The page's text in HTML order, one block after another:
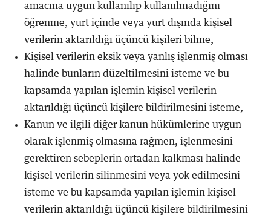
amacına uygun kullanılıp kullanılmadığını
öğrenme, yurt içinde veya yurt dışında kişisel
verilerin aktarıldığı üçüncü kişileri bilme,
Kişisel verilerin eksik veya yanlış işlenmiş olması
halinde bunların düzeltilmesini isteme ve bu
kapsamda yapılan işlemin kişisel verilerin
aktarıldığı üçüncü kişilere bildirilmesini isteme,
Kanun ve ilgili diğer kanun hükümlerine uygun
olarak işlenmiş olmasına rağmen, işlenmesini
gerektiren sebeplerin ortadan kalkması halinde
kişisel verilerin silinmesini veya yok edilmesini
isteme ve bu kapsamda yapılan işlemin kişisel
verilerin aktarıldığı üçüncü kişilere bildirilmesini